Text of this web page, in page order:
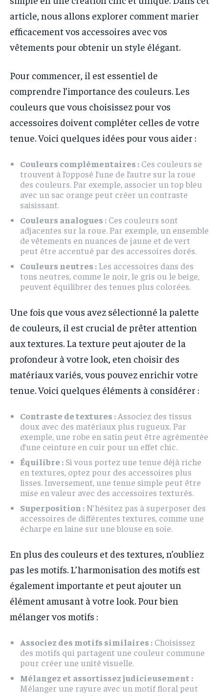
article, nous allons explorer comment marier
efficacement vos accessoires avec vos
vêtements pour obtenir un style élégant.
Pour commencer, il est essentiel de
comprendre l’importance des couleurs. Les
couleurs que vous choisissez pour vos
accessoires doivent compléter celles de votre
tenue. Voici quelques idées pour vous aider :
Couleurs complémentaires : Ces couleurs se
trouvent à l’opposé l’une de l’autre sur la roue
des couleurs. Par exemple, associer un top bleu
avec un sac orange peut créer un contraste
saisissant.
Couleurs analogues : Ces couleurs sont
adjacentes sur la roue. Par exemple, un ensemble
de vêtements en nuances de jaune et de vert
peut être accentué par des accessoires dorés.
Couleurs neutres :Les accessoires dans des
tons neutres, comme le noir, le gris ou le beige,
peuvent équilibrer des tenues plus colorées.
Une fois que vous avez sélectionné la palette
de couleurs, il est crucial de prêter attention
aux textures. La texture peut ajouter de la
profondeur à votre look, eten choisir des
matériaux variés, vous pouvez enrichir votre
tenue. Voici quelques éléments à considérer :
Contraste de textures : Associez des tissus
doux avec des matériaux plus rugueux. Par
exemple, une robe en satin peut être agrémentée
d’une ceinture en cuir pour un effet chic.
Équilibre : Si vous portez une tenue déjà riche
en textures, optez pour des accessoires plus
lisses. Inversement, une tenue simple peut être
mise en valeur avec des accessoires texturés.
Superposition : N’hésitez pas à superposer des
accessoires de différentes textures, comme une
écharpe en laine sur une blouse en soie.
En plus des couleurs et des textures, n’oubliez
pas les motifs. L’harmonisation des motifs est
également importante et peut ajouter un
élément amusant à votre look. Pour bien
mélanger vos motifs :
Associez des motifs similaires : Choisissez
des motifs qui partagent une couleur commune
pour créer une unité visuelle.
Mélangez et assortissez judicieusement :
Mélanger une rayure avec un motif floral peut